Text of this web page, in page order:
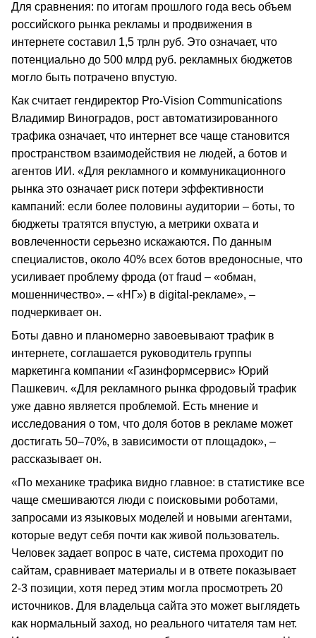
Для сравнения: по итогам прошлого года весь объем
российского рынка рекламы и продвижения в
интернете составил 1,5 трлн руб. Это означает, что
потенциально до 500 млрд руб. рекламных бюджетов
могло быть потрачено впустую.
Как считает гендиректор Pro-Vision Communications
Владимир Виноградов, рост автоматизированного
трафика означает, что интернет все чаще становится
пространством взаимодействия не людей, а ботов и
агентов ИИ. «Для рекламного и коммуникационного
рынка это означает риск потери эффективности
кампаний: если более половины аудитории – боты, то
бюджеты тратятся впустую, а метрики охвата и
вовлеченности серьезно искажаются. По данным
специалистов, около 40% всех ботов вредоносные, что
усиливает проблему фрода (от fraud – «обман,
мошенничество». – «НГ») в digital-рекламе», –
подчеркивает он.
Боты давно и планомерно завоевывают трафик в
интернете, соглашается руководитель группы
маркетинга компании «Газинформсервис» Юрий
Пашкевич. «Для рекламного рынка фродовый трафик
уже давно является проблемой. Есть мнение и
исследования о том, что доля ботов в рекламе может
достигать 50–70%, в зависимости от площадок», –
рассказывает он.
«По механике трафика видно главное: в статистике все
чаще смешиваются люди с поисковыми роботами,
запросами из языковых моделей и новыми агентами,
которые ведут себя почти как живой пользователь.
Человек задает вопрос в чате, система проходит по
сайтам, сравнивает материалы и в ответе показывает
2-3 позиции, хотя перед этим могла просмотреть 20
источников. Для владельца сайта это может выглядеть
как нормальный заход, но реального читателя там нет.